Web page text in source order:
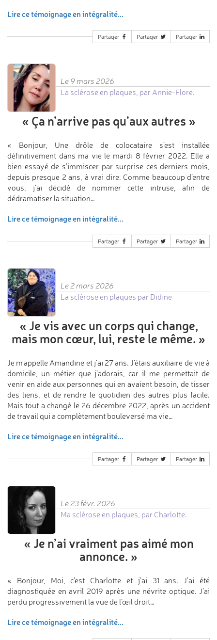
Lire ce témoignage en intégralité...
Partager Partager Partager
Le 9 mars 2026
La sclérose en plaques, par Annie-Flore.
« Ça n’arrive pas qu’aux autres »
« Bonjour, Une drôle de colocataire s’est installée
définitivement dans ma vie le mardi 8 février 2022. Elle a
bien essayé de s’immiscer par surprise ces derniers mois,
depuis presque 2 ans, à vrai dire. Comme beaucoup d’entre
vous, j’ai décidé de nommer cette intruse, afin de
dédramatiser la situation…
Lire ce témoignage en intégralité...
Partager Partager Partager
Le 2 mars 2026
La sclérose en plaques par Didine
« Je vis avec un corps qui change,
mais mon cœur, lui, reste le même. »
Je m'appelle Amandine et j'ai 27 ans. J'étais auxiliaire de vie à
domicile, un métier que j’adorais, car il me permettait de
venir en aide aux personnes qui en avaient besoin, de tisser
des liens, et de rendre le quotidien des autres plus facile.
Mais tout a changé le 26 décembre 2022, après un accident
de travail qui a complètement bouleversé ma vie…
Lire ce témoignage en intégralité...
Partager Partager Partager
Le 23 févr. 2026
Ma sclérose en plaques, par Charlotte.
« Je n’ai vraiment pas aimé mon
annonce. »
« Bonjour, Moi, c’est Charlotte et j’ai 31 ans. J’ai été
diagnostiquée en avril 2019 après une névrite optique. J’ai
perdu progressivement la vue de l’œil droit…
Lire ce témoignage en intégralité...